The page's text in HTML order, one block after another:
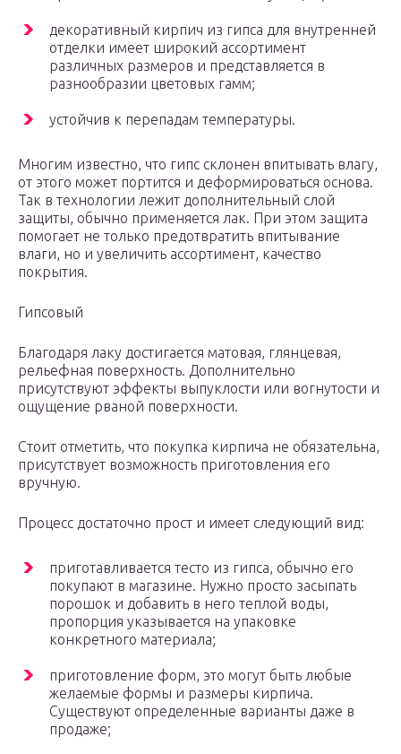
декоративный кирпич из гипса для внутренней
отделки имеет широкий ассортимент
различных размеров и представляется в
разнообразии цветовых гамм;
устойчив к перепадам температуры.
Многим известно, что гипс склонен впитывать влагу,
от этого может портится и деформироваться основа.
Так в технологии лежит дополнительный слой
защиты, обычно применяется лак. При этом защита
помогает не только предотвратить впитывание
влаги, но и увеличить ассортимент, качество
покрытия.
Гипсовый
Благодаря лаку достигается матовая, глянцевая,
рельефная поверхность. Дополнительно
присутствуют эффекты выпуклости или вогнутости и
ощущение рваной поверхности.
Стоит отметить, что покупка кирпича не обязательна,
присутствует возможность приготовления его
вручную.
Процесс достаточно прост и имеет следующий вид:
приготавливается тесто из гипса, обычно его
покупают в магазине. Нужно просто засыпать
порошок и добавить в него теплой воды,
пропорция указывается на упаковке
конкретного материала;
приготовление форм, это могут быть любые
желаемые формы и размеры кирпича.
Существуют определенные варианты даже в
продаже;